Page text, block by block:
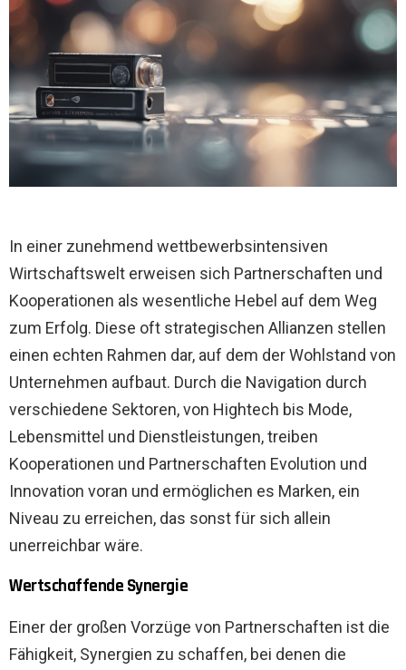
In einer zunehmend wettbewerbsintensiven
Wirtschaftswelt erweisen sich Partnerschaften und
Kooperationen als wesentliche Hebel auf dem Weg
zum Erfolg. Diese oft strategischen Allianzen stellen
einen echten Rahmen dar, auf dem der Wohlstand von
Unternehmen aufbaut. Durch die Navigation durch
verschiedene Sektoren, von Hightech bis Mode,
Lebensmittel und Dienstleistungen, treiben
Kooperationen und Partnerschaften Evolution und
Innovation voran und ermöglichen es Marken, ein
Niveau zu erreichen, das sonst für sich allein
unerreichbar wäre.
Wertschaffende Synergie
Einer der großen Vorzüge von Partnerschaften ist die
Fähigkeit, Synergien zu schaffen, bei denen die